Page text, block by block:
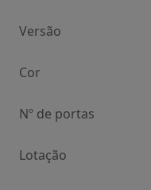
Versão
Cor
Nº de portas
Lotação